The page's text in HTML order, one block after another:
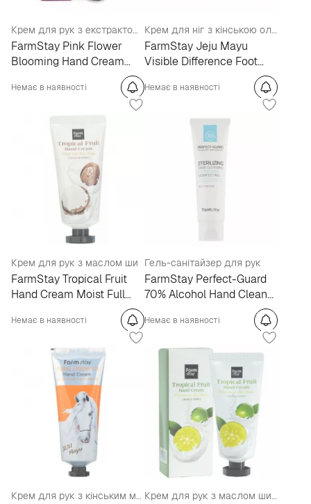
Крем для рук з екстрактом пелюстків рожевого лотоса
FarmStay Pink Flower
Blooming Hand Cream
Немає в наявності
Крем для ніг з кінською олією
FarmStay Jeju Mayu
Visible Difference Foot
Немає в наявності
Крем для рук з маслом ши
FarmStay Tropical Fruit
Hand Cream Moist Full
Немає в наявності
Гель-санітайзер для рук
FarmStay Perfect-Guard
70% Alcohol Hand Clean
Немає в наявності
Крем для рук з кінським маслом Крем для рук з маслом ши і каламансі